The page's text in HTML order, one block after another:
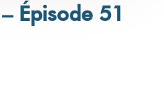
Épisode 51